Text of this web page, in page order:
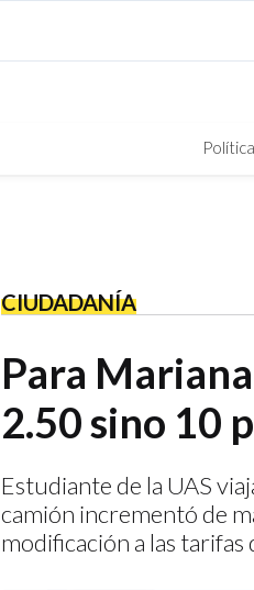
Política
CIUDADANÍA
Para
2.50 sino 10
Estudiante de la UAS
camión incrementó de
modificación a las